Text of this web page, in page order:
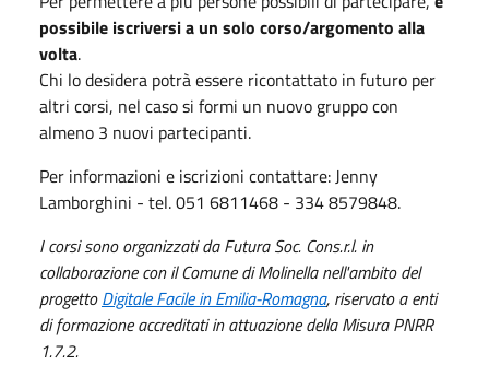
possibile iscriversi a un solo corso/argomento alla
volta.
Chi lo desidera potrà essere ricontattato in futuro per
altri corsi, nel caso si formi un nuovo gruppo con
almeno 3 nuovi partecipanti.
Per informazioni e iscrizioni contattare: Jenny
Lamborghini - tel. 051 6811468 - 334 8579848.
I corsi sono organizzati da Futura Soc. Cons.r.l. in
collaborazione con il Comune di Molinella nell'ambito del
progettoDigitale Facile in Emilia-Romagna, riservato a enti
di formazione accreditati in attuazione della Misura PNRR
1.7.2.